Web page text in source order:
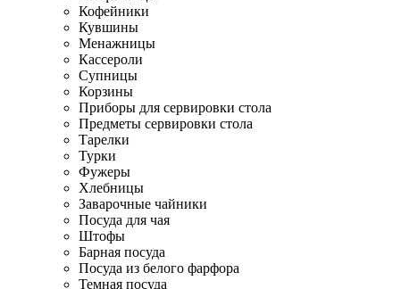
Кофейники
Кувшины
Менажницы
Кассероли
Супницы
Корзины
Приборы для сервировки стола
Предметы сервировки стола
Тарелки
Турки
Фужеры
Хлебницы
Заварочные чайники
Посуда для чая
Штофы
Барная посуда
Посуда из белого фарфора
Темная посуда